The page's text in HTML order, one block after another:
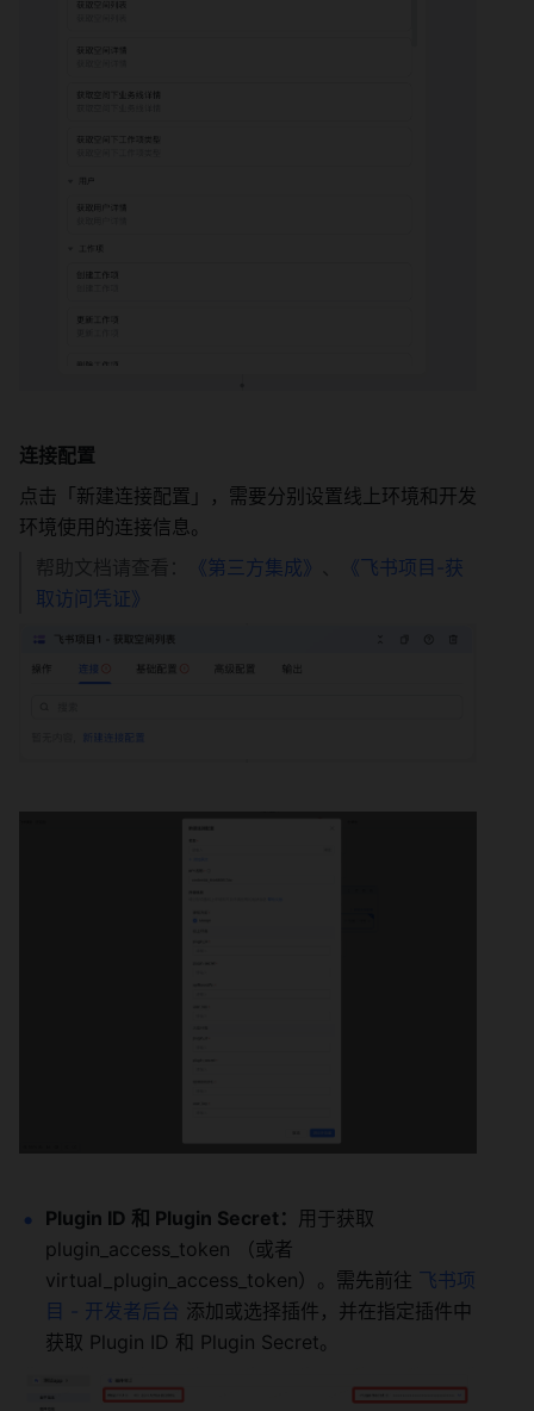
连接配置
点击「新建连接配置」，需要分别设置线上环境和开发
环境使用的连接信息。
帮助文档请查看：
《第三方集成》 、
《飞书项目-获
取访问凭证》
Plugin ID 和 Plugin Secret： 用于获取
plugin_access_token （或者
virtual_plugin_access_token）。需先前往 飞书项
目 - 开发者后台 添加或选择插件，并在指定插件中
获取 Plugin ID 和 Plugin Secret。